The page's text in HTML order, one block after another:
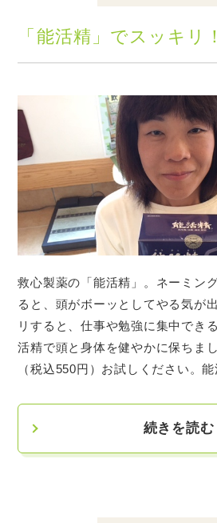
「能活精」でスッキリ！
救心製薬の「能活精」。ネーミン
ると、頭がボーッとしてやる気が
リすると、仕事や勉強に集中でき
活精で頭と身体を健やかに保ちま
（税込550円）お試しください。
続きを読む